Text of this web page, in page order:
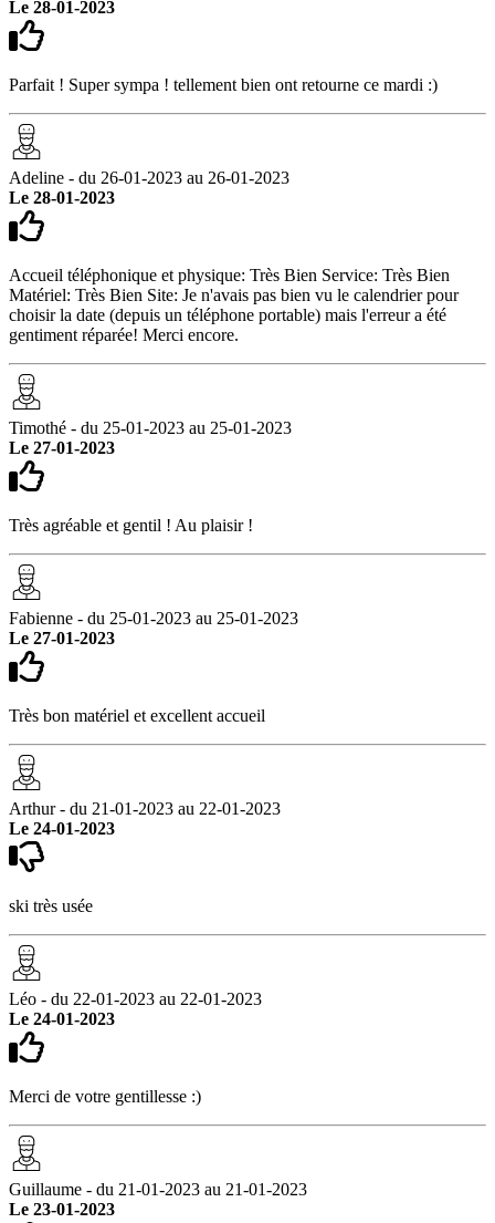
Le 28-01-2023
Parfait ! Super sympa ! tellement bien ont retourne ce mardi :)
Adeline - du 26-01-2023 au 26-01-2023
Le 28-01-2023
Accueil téléphonique et physique: Très Bien Service: Très Bien
Matériel: Très Bien Site: Je n'avais pas bien vu le calendrier pour
choisir la date (depuis un téléphone portable) mais l'erreur a été
gentiment réparée! Merci encore.
Timothé - du 25-01-2023 au 25-01-2023
Le 27-01-2023
Très agréable et gentil ! Au plaisir !
Fabienne - du 25-01-2023 au 25-01-2023
Le 27-01-2023
Très bon matériel et excellent accueil
Arthur - du 21-01-2023 au 22-01-2023
Le 24-01-2023
ski très usée
Léo - du 22-01-2023 au 22-01-2023
Le 24-01-2023
Merci de votre gentillesse :)
Guillaume - du 21-01-2023 au 21-01-2023
Le 23-01-2023